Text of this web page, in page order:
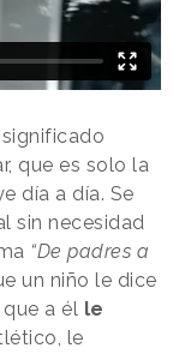
que es solo la
día a día. Se
sin necesidad
“De padres a
un niño le dice
a él le
le